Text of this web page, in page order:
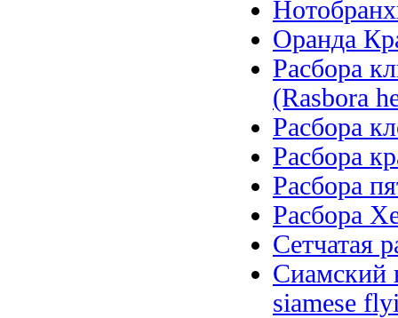
Оранда
Расбора
(Rasbora
Расбора
Расбора
Расбора
Расбора
Сетчатая
Сиамский
siamese